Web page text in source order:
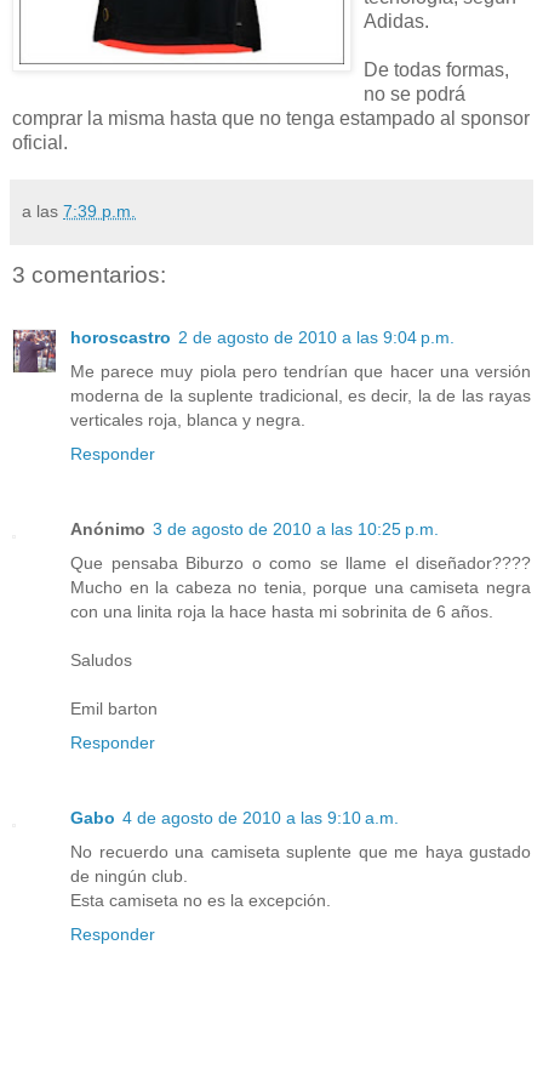
Adidas.
De todas formas,
no se podrá
comprar la misma hasta que no tenga estampado al sponsor
oficial.
a las 7:39 p.m.
3 comentarios:
horoscastro 2 de agosto de 2010 a las 9:04 p.m.
Me parece muy piola pero tendrían que hacer una versión
moderna de la suplente tradicional, es decir, la de las rayas
verticales roja, blanca y negra.
Responder
Anónimo 3 de agosto de 2010 a las 10:25 p.m.
Que pensaba Biburzo o como se llame el diseñador????
Mucho en la cabeza no tenia, porque una camiseta negra
con una linita roja la hace hasta mi sobrinita de 6 años.
Saludos
Emil barton
Responder
Gabo 4 de agosto de 2010 a las 9:10 a.m.
No recuerdo una camiseta suplente que me haya gustado
de ningún club.
Esta camiseta no es la excepción.
Responder